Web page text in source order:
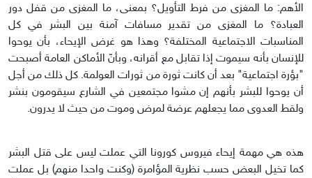
الأهم: ما المغزى من فرط التأويل؟ بمعنى، ما المغزى من قفل دور
العبادة؟ ما المغزى من تقدير مسافات آمنة بين البشر في كل
المناسبات الاجتماعية المختلفة؟ وهذا هو غرض الإيحاء، بأن يوحوا
للإنسان بأنه سيموت إذا تقابل مع أقرانه، وبأنّ الأماكن العامة أصبحت
"بؤرة اجتماعية" بعد أن كانت ثورة من ثورات العولمة. كل ذلك من أجل
أن يوحوا للبشر بأنهم إن مشوا مجتمعين في الشارع سيقومون بنشر
ولقط العدوى مما يجعلهم عرضة لمرض وموت من حيث لا يدرون.
هذه هي مهمة إيحاء فيروس كورونا التي عملت ليس على قتل البشر
كما تخيل البعض حسب نظرية المؤامرة (وكنت واحدا منهم) بل عملت